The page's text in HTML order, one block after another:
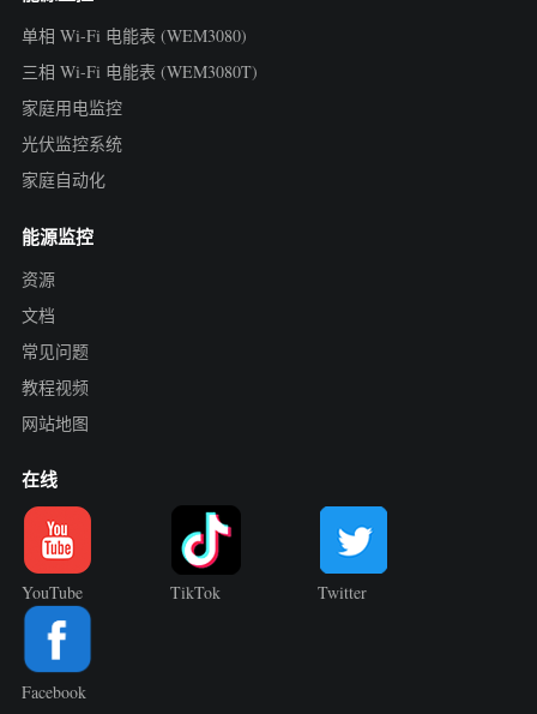
单相 Wi-Fi 电能表 (WEM3080)
三相 Wi-Fi 电能表 (WEM3080T)
家庭用电监控
光伏监控系统
家庭自动化
能源监控
资源
文档
常见问题
教程视频
网站地图
在线
YouTube TikTok Twitter
Facebook